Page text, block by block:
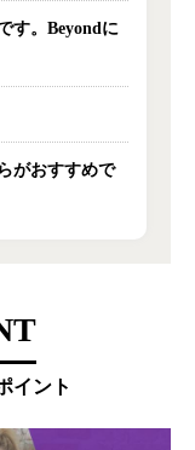
す。Beyondに
がおすすめで
イント